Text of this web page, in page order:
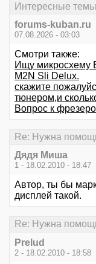
Интересные темы
forums-kuban.ru
07.08.2026 - 03:03
Смотри также:
Ищу микросхему
M2N Sli Delux.
скажите
тюнером,и
Вопрос к
Re: Нужна
Дядя Миша
1 - 18.02.2010 - 18:47
Автор, ты бы
дисплей такой.
Re: Нужна
Prelud
2 - 18.02.2010 - 18:58